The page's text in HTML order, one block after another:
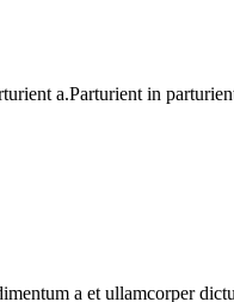
a.Parturient in
a et ullamcorper